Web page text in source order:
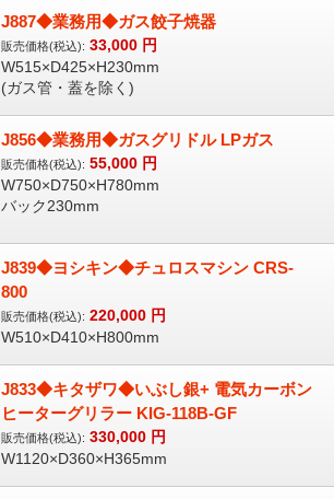
J887◆業務用◆ガス餃子焼器
販売価格(税込): 33,000 円
W515×D425×H230mm
(ガス管・蓋を除く)
J856◆業務用◆ガスグリドル LPガス
販売価格(税込): 55,000 円
W750×D750×H780mm
バック230mm
J839◆ヨシキン◆チュロスマシン CRS-
800
販売価格(税込): 220,000 円
W510×D410×H800mm
J833◆キタザワ◆いぶし銀+ 電気カーボン
ヒーターグリラー KIG-118B-GF
販売価格(税込): 330,000 円
W1120×D360×H365mm